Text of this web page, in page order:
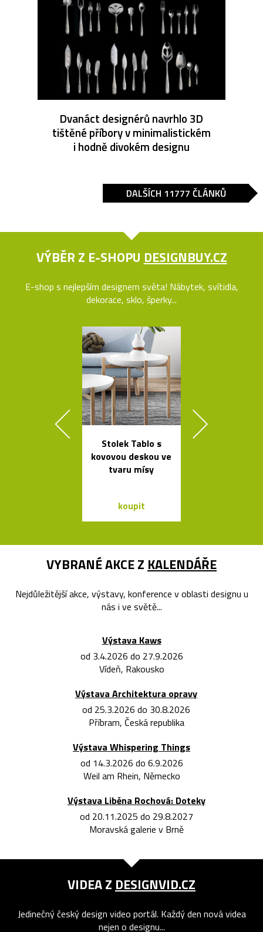
Dvanáct designérů navrhlo 3D
tištěné příbory v minimalistickém
i hodně divokém designu
DALŠÍCH 11777 ČLÁNKŮ
VÝBĚR Z E-SHOPU DESIGNBUY.CZ
E-shop s nejlepším designem světa! Nábytek, svítidla,
dekorace, sklo, šperky...
Stolek Tablo s
kovovou deskou ve
tvaru mísy
koupit
VYBRANÉ AKCE Z KALENDÁŘE
Nejdůležitější akce, výstavy, konference v oblasti designu u
nás i ve světě...
Výstava Kaws
od 3.4.2026 do 27.9.2026
Vídeň, Rakousko
Výstava Architektura opravy
od 25.3.2026 do 30.8.2026
Příbram, Česká republika
Výstava Whispering Things
od 14.3.2026 do 6.9.2026
Weil am Rhein, Německo
Výstava Liběna Rochová: Doteky
od 20.11.2025 do 29.8.2027
Moravská galerie v Brně
VIDEA Z DESIGNVID.CZ
Jedinečný český design video portál. Každý den nová videa
nejen o designu...